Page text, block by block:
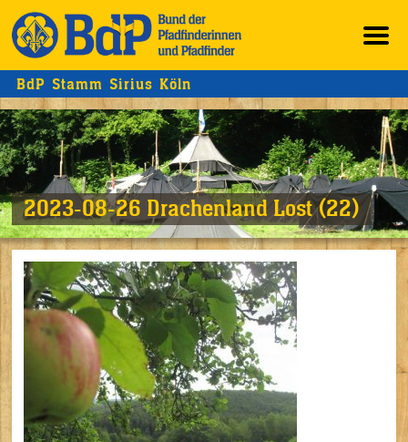
BdP Stamm Sirius Köln
2023-08-26 Drachenland Lost (22)